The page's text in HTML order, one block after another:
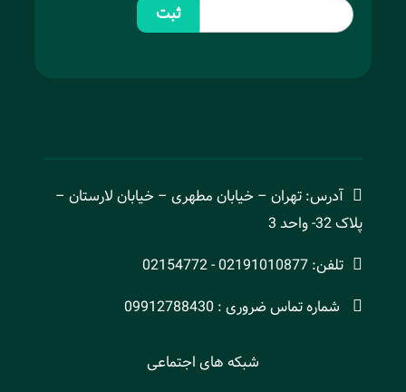
ثبت
آدرس: تهران – خیابان مطهری – خیابان لارستان –
پلاک 32- واحد 3
تلفن: 02191010877 - 02154772
شماره تماس ضروری : 09912788430
شبکه های اجتماعی